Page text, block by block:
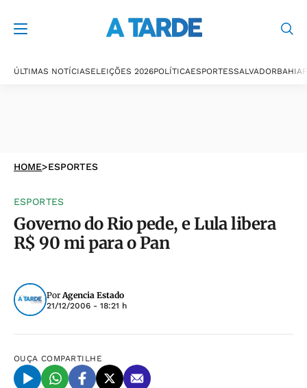
ÚLTIMAS NOTÍCIASELEIÇÕES 2026POLÍTICAESPORTESSALVADORBAHIA
HOME>ESPORTES
ESPORTES
Governo do Rio pede, e Lula libera
R$ 90 mi para o Pan
PorAgencia Estado
21/12/2006 - 18:21 h
OUÇA COMPARTILHE